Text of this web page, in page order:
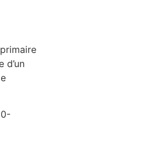
d’un